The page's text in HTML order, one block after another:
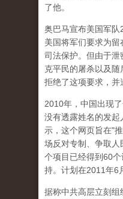
了他。
奥巴马宣布美国军队
美国将军们要求为
司法保护。但由于泄
克平民的屠杀以及
拒绝了这项要求，并
2010年，中国出现
没有透露姓名的发起
示，这个网页旨在"
场反对专制、争取
个项目已经得到60
持。计划在2011年6
据称中共高层立刻